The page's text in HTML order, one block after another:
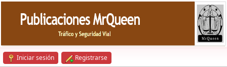
Iniciar sesión Registrarse